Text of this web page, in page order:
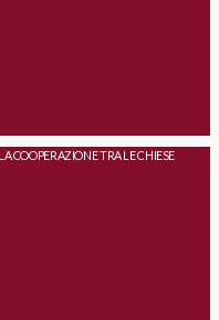
COOPERAZIONE TRA LE CHIESE